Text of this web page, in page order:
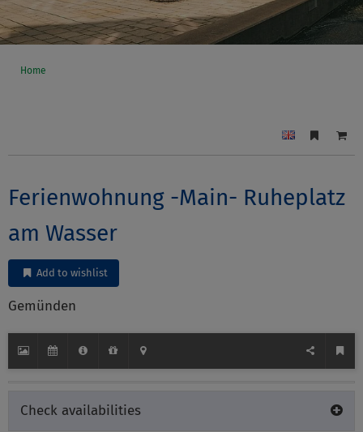
Home
Ferienwohnung -Main- Ruheplatz
am Wasser
Add to wishlist
Gemünden
Check availabilities